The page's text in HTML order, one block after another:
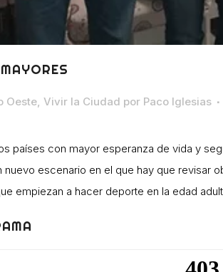
Oeste Vivir la Ciudad por Paco Iglesias
países con mayor esperanza de vida y
nuevo escenario en el que hay que
empiezan a hacer deporte en la edad